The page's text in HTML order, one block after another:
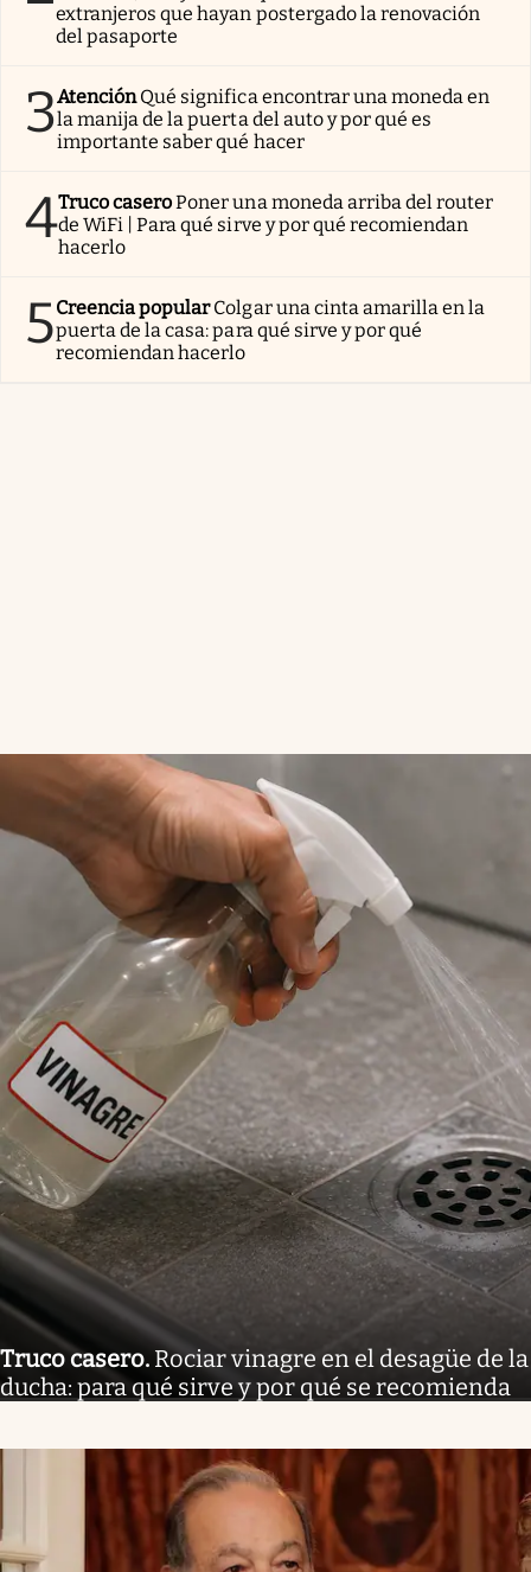
extranjeros que hayan postergado la renovación
del pasaporte
3AtenciónQué significa encontrar una moneda en
la manija de la puerta del auto y por qué es
importante saber qué hacer
4Truco caseroPoner una moneda arriba del router
de WiFi | Para qué sirve y por qué recomiendan
hacerlo
5Creencia popularColgar una cinta amarilla en la
puerta de la casa: para qué sirve y por qué
recomiendan hacerlo
Truco casero. Rociar vinagre en el desagüe de la
ducha: para qué sirve y por qué se recomienda